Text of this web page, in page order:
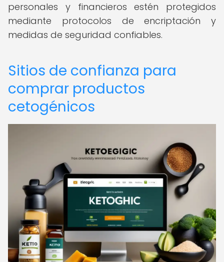
personales y financieros estén protegidos
mediante protocolos de encriptación y
medidas de seguridad confiables.
Sitios de confianza para
comprar productos
cetogénicos